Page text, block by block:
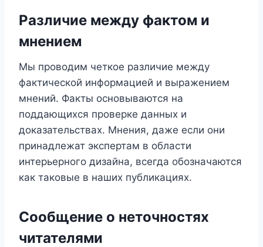
Различие между фактом и
мнением
Мы проводим четкое различие между
фактической информацией и выражением
мнений. Факты основываются на
поддающихся проверке данных и
доказательствах. Мнения, даже если они
принадлежат экспертам в области
интерьерного дизайна, всегда обозначаются
как таковые в наших публикациях.
Сообщение о неточностях
читателями